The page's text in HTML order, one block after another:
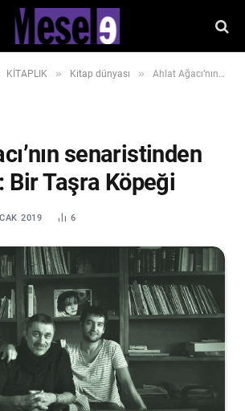
KİTAPLIK » Kitap dünyası » Ahlat Ağacı’nın senaristinden ilk roman: Bir Taşra Köpeği
senaristinden
Bir Taşra Köpeği
2019 6